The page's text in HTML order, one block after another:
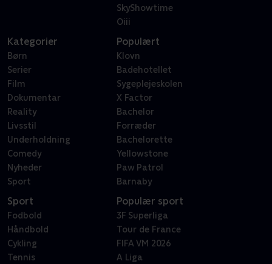
SkyShowtime
Oiii
Kategorier
Børn
Serier
Film
Dokumentar
Reality
Livsstil
Underholdning
Comedy
Nyheder
Sport
Populært
Klovn
Badehotellet
Sygeplejeskolen
X Factor
Bachelor
Forræder
Bachelorette
Yellowstone
Paw Patrol
Barnaby
Sport
Fodbold
Håndbold
Cykling
Tennis
Populær sport
3F Superliga
Tour de France
FIFA VM 2026
A Liga